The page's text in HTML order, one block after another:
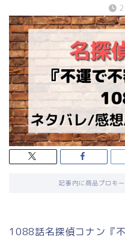
記事内に商品プロモ
1088話名探偵コナン『